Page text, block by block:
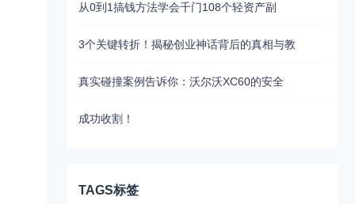
从0到1搞钱方法学会千门108个轻资产副
3个关键转折！揭秘创业神话背后的真相与教
真实碰撞案例告诉你：沃尔沃XC60的安全
成功收割！
TAGS标签